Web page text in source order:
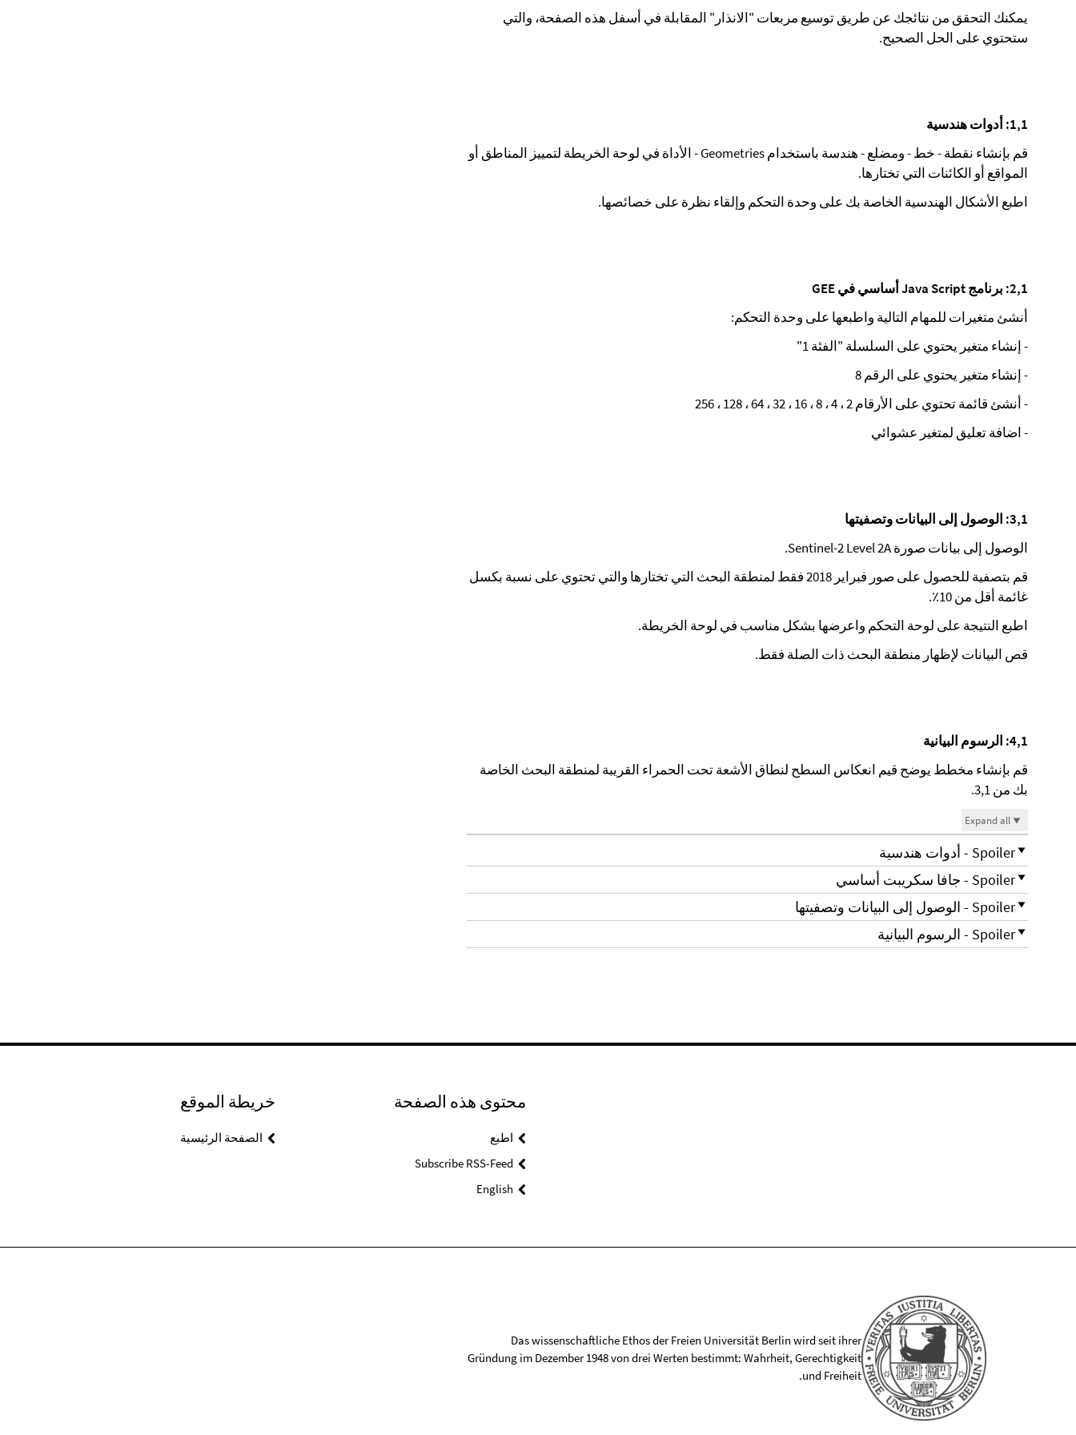
يمكنك التحقق من نتائجك عن طريق توسيع مربعات "الانذار" المقابلة في أسفل هذه الصفحة، والتي
ستحتوي على الحل الصحيح.
1,1: أدوات هندسية
قم بإنشاء نقطة - خط - ومضلع - هندسة باستخدام Geometries - الأداة في لوحة الخريطة لتمييز المناطق أو
المواقع أو الكائنات التي تختارها.
اطبع الأشكال الهندسية الخاصة بك على وحدة التحكم وإلقاء نظرة على خصائصها.
2,1: برنامج Java Script أساسي في GEE
أنشئ متغيرات للمهام التالية واطبعها على وحدة التحكم:
- إنشاء متغير يحتوي على السلسلة "الفئة 1"
- إنشاء متغير يحتوي على الرقم 8
- أنشئ قائمة تحتوي على الأرقام 2 ، 4 ، 8 ، 16 ، 32 ، 64 ، 128 ، 256
- اضافة تعليق لمتغير عشوائي
3,1: الوصول إلى البيانات وتصفيتها
الوصول إلى بيانات صورة Sentinel-2 Level 2A.
قم بتصفية للحصول على صور فبراير 2018 فقط لمنطقة البحث التي تختارها والتي تحتوي على نسبة بكسل
غائمة أقل من 10٪.
اطبع النتيجة على لوحة التحكم واعرضها بشكل مناسب في لوحة الخريطة.
قص البيانات لإظهار منطقة البحث ذات الصلة فقط.
4,1: الرسوم البيانية
قم بإنشاء مخطط يوضح قيم انعكاس السطح لنطاق الأشعة تحت الحمراء القريبة لمنطقة البحث الخاصة
بك من 3,1.
Expand all
Spoiler - أدوات هندسية
Spoiler - جافا سكريبت أساسي
Spoiler - الوصول إلى البيانات وتصفيتها
Spoiler - الرسوم البيانية
خريطة الموقع
الصفحة الرئيسية
محتوى هذه الصفحة
اطبع
Subscribe RSS-Feed
English
Das wissenschaftliche Ethos der Freien Universität Berlin wird seit ihrer
Gründung im Dezember 1948 von drei Werten bestimmt: Wahrheit, Gerechtigkeit
und Freiheit.